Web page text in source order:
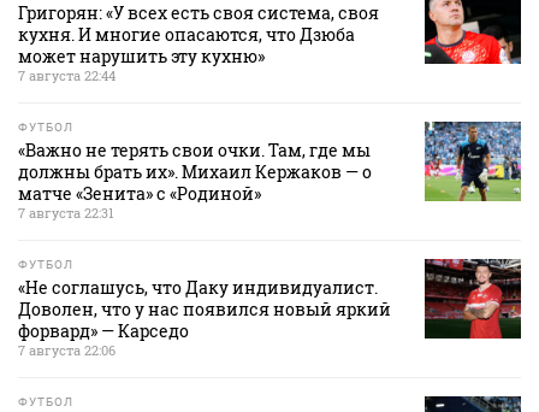
Григорян: «У всех есть своя система, своя
кухня. И многие опасаются, что Дзюба
может нарушить эту кухню»
7 августа 22:44
ФУТБОЛ
«Важно не терять свои очки. Там, где мы
должны брать их». Михаил Кержаков — о
матче «Зенита» с «Родиной»
7 августа 22:31
ФУТБОЛ
«Не соглашусь, что Даку индивидуалист.
Доволен, что у нас появился новый яркий
форвард» — Карседо
7 августа 22:06
ФУТБОЛ